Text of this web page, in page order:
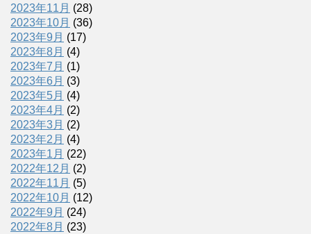
2023年11月 (28)
2023年10月 (36)
2023年9月 (17)
2023年8月 (4)
2023年7月 (1)
2023年6月 (3)
2023年5月 (4)
2023年4月 (2)
2023年3月 (2)
2023年2月 (4)
2023年1月 (22)
2022年12月 (2)
2022年11月 (5)
2022年10月 (12)
2022年9月 (24)
2022年8月 (23)